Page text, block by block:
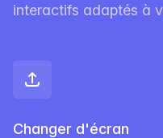
interactifs adaptés à
Changer d'écran